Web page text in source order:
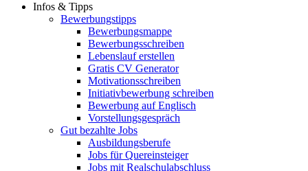
Infos & Tipps
Bewerbungstipps
Bewerbungsmappe
Bewerbungsschreiben
Lebenslauf erstellen
Gratis CV Generator
Motivationsschreiben
Initiativbewerbung schreiben
Bewerbung auf Englisch
Vorstellungsgespräch
Gut bezahlte Jobs
Ausbildungsberufe
Jobs für Quereinsteiger
Jobs mit Realschulabschluss